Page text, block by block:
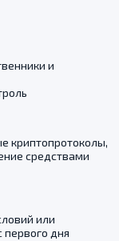
и
криптопротоколы,
средствами
или
первого дня